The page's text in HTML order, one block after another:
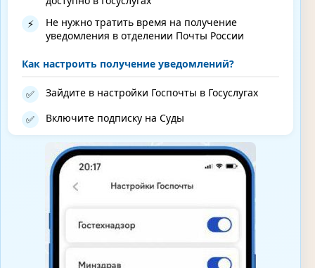
⚡
Не нужно тратить время на получение
уведомления в отделении Почты России
Как настроить получение уведомлений?
✅ Зайдите в настройки Госпочты в Госуслугах
✅ Включите подписку на Суды